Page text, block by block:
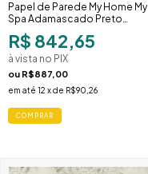
Papel de Parede My Home My
Spa Adamascado Preto
Dourado 387074
R$ 842,65
à vista no PIX
ou R$887,00
em até 12 x de R$90,26